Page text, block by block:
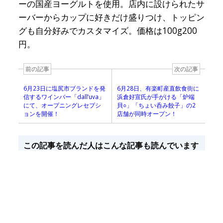
ーの国産ヨーグルトを使用。店内に設けられたサ
ーバーからカップに好きだけ盛りつけ、トッピン
グも自分好みでカスタマイズ。価格は100g200
円。
前の記事
6月23日に塩尻市ブランドを発
信するワインバー「dall’uva」
にて、オープニングレセプシ
ョンを開催！
次の記事
6月28日、有楽町産直飲食街に
浜倉好宣氏が手がける「炉端
貝○」「ちょい呑み餃子」の2
店舗が同時オープン！
この記事を読んだ人はこんな記事も読んでいます